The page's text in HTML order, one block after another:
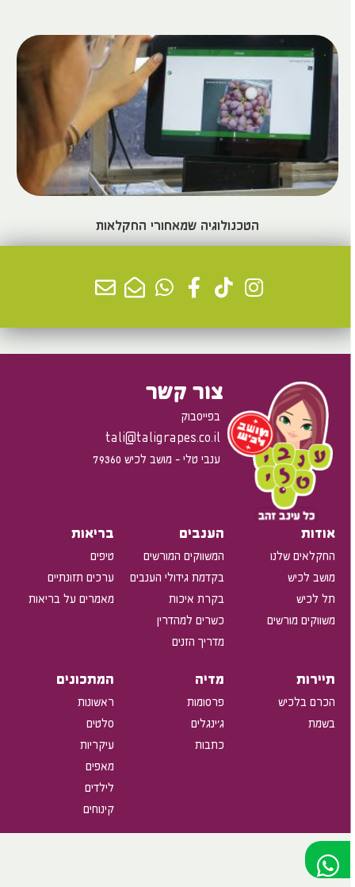
הטכנולוגיה שמאחורי החקלאות
צור קשר
בפייסבוק
tali@taligrapes.co.il
ענבי טלי - מושב לכיש 79360
אודות
החקלאים שלנו
מושב לכיש
תל לכיש
משווקים מורשים
הענבים
המשווקים המורשים
בקדמת גידולי הענבים
בקרת איכות
כשרים למהדרין
מדריך הזנים
בריאות
טיפים
ערכים תזונתיים
מאמרים על בריאות
תיירות
הכרם בלכיש
בשמת
מדיה
פרסומות
ג'ינגלים
כתבות
המתכונים
ראשונות
סלטים
עיקריות
מאפים
לילדים
קינוחים